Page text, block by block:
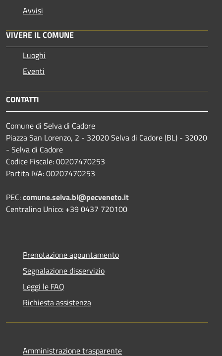
Avvisi
VIVERE IL COMUNE
Luoghi
Eventi
CONTATTI
Comune di Selva di Cadore
Piazza San Lorenzo, 2 - 32020 Selva di Cadore (BL) - 32020
- Selva di Cadore
Codice Fiscale: 00207470253
Partita IVA: 00207470253
PEC:comune.selva.bl@pecveneto.it
Centralino Unico: +39 0437 720100
Prenotazione appuntamento
Segnalazione disservizio
Leggi le FAQ
Richiesta assistenza
Amministrazione trasparente